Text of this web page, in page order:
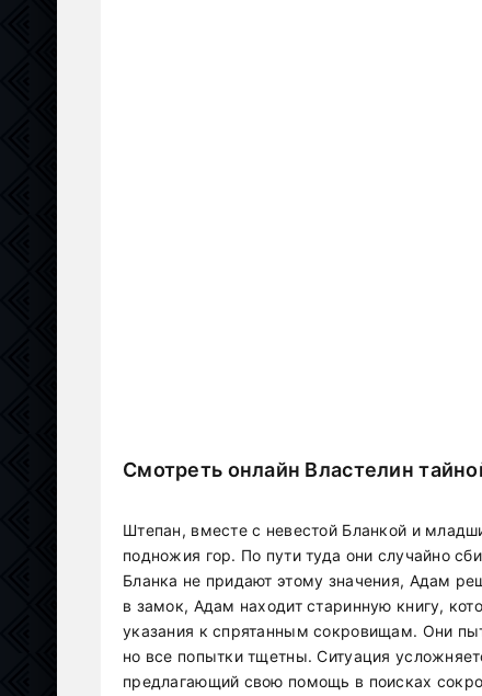
Смотреть онлайн Властелин
Штепан, вместе с невестой Бланкой и
подножия гор. По пути туда они случайно
Бланка не придают этому значения, Адам
в замок, Адам находит старинную книгу,
указания к спрятанным сокровищам. Они
но все попытки тщетны. Ситуация
предлагающий свою помощь в поисках